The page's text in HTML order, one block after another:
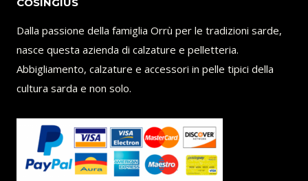
Dalla passione della famiglia Orrù per le tradizioni sarde,
nasce questa azienda di calzature e pelletteria.
Abbigliamento, calzature e accessori in pelle tipici della
cultura sarda e non solo.